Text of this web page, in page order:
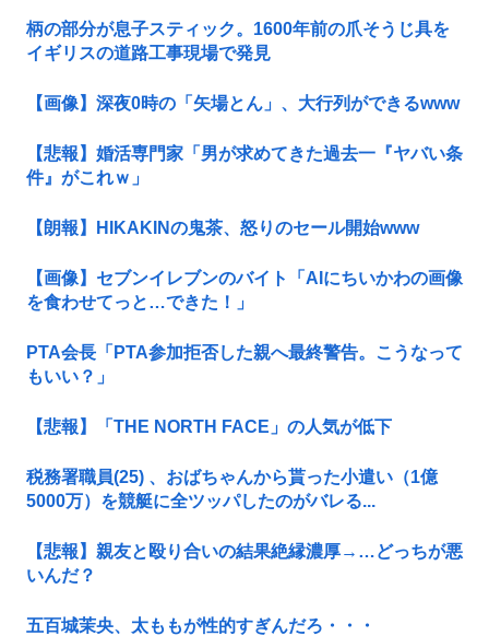
柄の部分が息子スティック。1600年前の爪そうじ具を
イギリスの道路工事現場で発見
【画像】深夜0時の「矢場とん」、大行列ができるwww
【悲報】婚活専門家「男が求めてきた過去一『ヤバい条
件』がこれｗ」
【朗報】HIKAKINの鬼茶、怒りのセール開始www
【画像】セブンイレブンのバイト「AIにちいかわの画像
を食わせてっと…できた！」
PTA会長「PTA参加拒否した親へ最終警告。こうなって
もいい？」
【悲報】「THE NORTH FACE」の人気が低下
税務署職員(25) 、おばちゃんから貰った小遣い（1億
5000万）を競艇に全ツッパしたのがバレる...
【悲報】親友と殴り合いの結果絶縁濃厚→…どっちが悪
いんだ？
五百城茉央、太ももが性的すぎんだろ・・・